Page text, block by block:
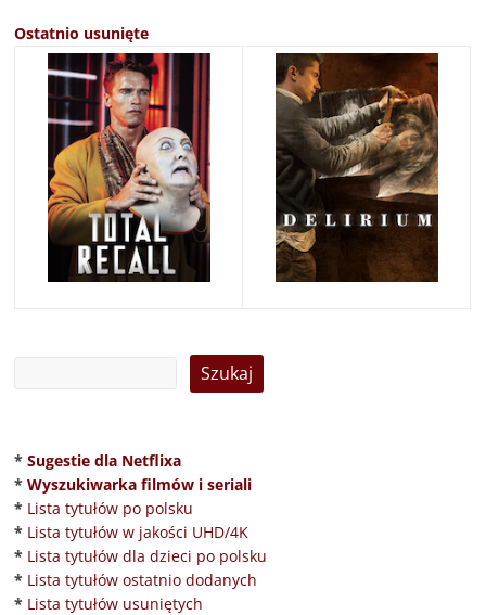
Ostatnio usunięte
* Sugestie dla Netflixa
* Wyszukiwarka filmów i seriali
* Lista tytułów po polsku
* Lista tytułów w jakości UHD/4K
* Lista tytułów dla dzieci po polsku
* Lista tytułów ostatnio dodanych
* Lista tytułów usuniętych